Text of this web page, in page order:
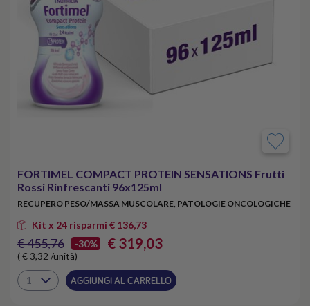
FORTIMEL COMPACT PROTEIN SENSATIONS Frutti
Rossi Rinfrescanti 96x125ml
RECUPERO PESO/MASSA MUSCOLARE, PATOLOGIE ONCOLOGICHE
Kit x 24 risparmi € 136,73
€ 455,76 -30% € 319,03
( € 3,32 /unità)
AGGIUNGI AL CARRELLO